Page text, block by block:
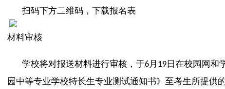
扫码下方二维码，下载报名表
材料审核
学校将对报送材料进行审核，于6月 19日在校园网和
园中等专业学校特长生专业测试通知书》至考生所提供